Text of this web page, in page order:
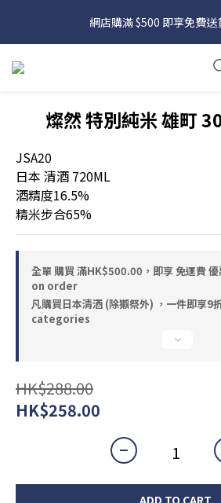
網店購滿 $500 即享免費
網店購滿 $500 即享免費
下載【偉成洋酒】手機應用程式，無條
網店購滿 $500 即享免費送
燦然 特別純米 雄町
JSA20
日本 清酒 720ML
酒精度16.5%
精米步合65%
全單 購買 滿HK$500.00，即享 免運費 優
on order
凡購買日本清酒 (除獺祭外) ，一件即享
categories
HK$288.00
HK$258.00
ADD TO CART